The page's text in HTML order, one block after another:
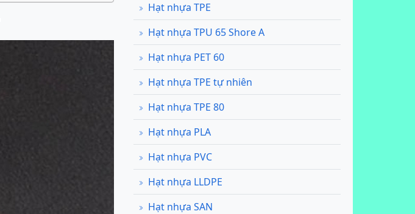
Hạt nhựa TPE
Hạt nhựa TPU 65 Shore A
Hạt nhựa PET 60
Hạt nhựa TPE tự nhiên
Hạt nhựa TPE 80
Hạt nhựa PLA
Hạt nhựa PVC
Hạt nhựa LLDPE
Hạt nhựa SAN